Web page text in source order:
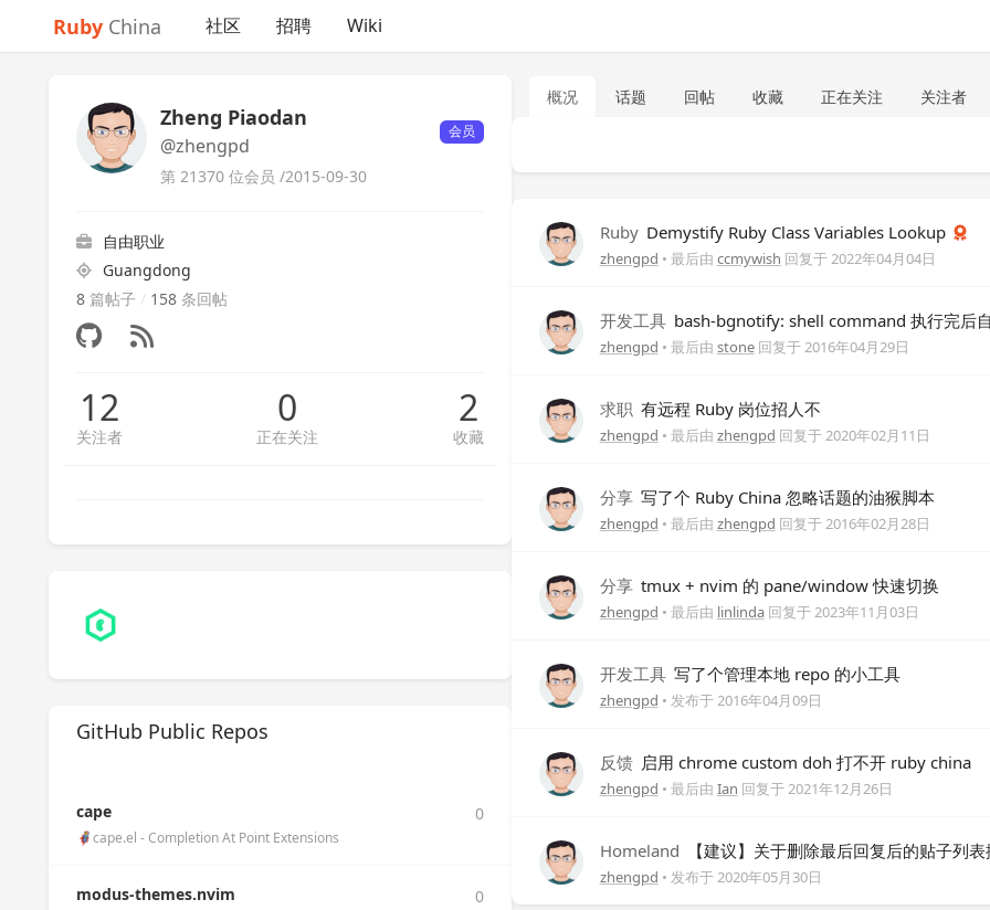
Ruby China 社区 招聘 Wiki
Zheng Piaodan
@zhengpd
会员
第 21370 位会员 /2015-09-30
自由职业
Guangdong
8 篇帖子 / 158 条回帖
12
关注者
0
正在关注
2
收藏
GitHub Public Repos
cape 0
🦸cape.el - Completion At Point Extensions
modus-themes.nvim 0
概况 话题 回帖 收藏 正在关注 关注者
Ruby Demystify Ruby Class Variables Lookup
zhengpd • 最后由 ccmywish 回复于2022年04月04日
开发工具 bash-bgnotify: shell command 执行完后
zhengpd • 最后由 stone回复于2016年04月29日
求职 有远程 Ruby 岗位招人不
zhengpd • 最后由 zhengpd 回复于2020年02月11日
分享 写了个 Ruby China 忽略话题的油猴脚本
zhengpd • 最后由 zhengpd 回复于2016年02月28日
分享 tmux + nvim 的 pane/window 快速切换
zhengpd • 最后由 linlinda回复于2023年11月03日
开发工具 写了个管理本地 repo 的小工具
zhengpd • 发布于2016年04月09日
反馈 启用 chrome custom doh 打不开 ruby china
zhengpd • 最后由 Ian 回复于2021年12月26日
Homeland 【建议】关于删除最后回复后的贴子列表
zhengpd • 发布于2020年05月30日